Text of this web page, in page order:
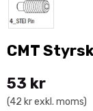
CMT
53 kr
(42 kr exkl. moms)